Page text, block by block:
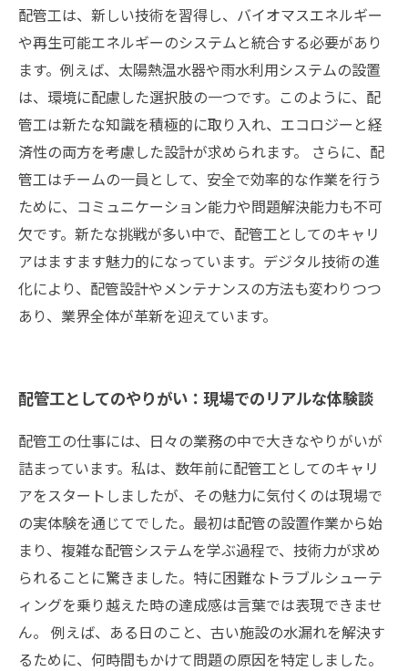
配管工は、新しい技術を習得し、バイオマスエネルギー
や再生可能エネルギーのシステムと統合する必要があり
ます。例えば、太陽熱温水器や雨水利用システムの設置
は、環境に配慮した選択肢の一つです。このように、配
管工は新たな知識を積極的に取り入れ、エコロジーと経
済性の両方を考慮した設計が求められます。 さらに、配
管工はチームの一員として、安全で効率的な作業を行う
ために、コミュニケーション能力や問題解決能力も不可
欠です。新たな挑戦が多い中で、配管工としてのキャリ
アはますます魅力的になっています。デジタル技術の進
化により、配管設計やメンテナンスの方法も変わりつつ
あり、業界全体が革新を迎えています。
配管工としてのやりがい：現場でのリアルな体験談
配管工の仕事には、日々の業務の中で大きなやりがいが
詰まっています。私は、数年前に配管工としてのキャリ
アをスタートしましたが、その魅力に気付くのは現場で
の実体験を通じてでした。最初は配管の設置作業から始
まり、複雑な配管システムを学ぶ過程で、技術力が求め
られることに驚きました。特に困難なトラブルシューテ
ィングを乗り越えた時の達成感は言葉では表現できませ
ん。 例えば、ある日のこと、古い施設の水漏れを解決す
るために、何時間もかけて問題の原因を特定しました。